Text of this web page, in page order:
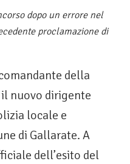
dopo un errore nel
proclamazione di
della
nuovo dirigente
locale e
di Gallarate. A
dell’esito del